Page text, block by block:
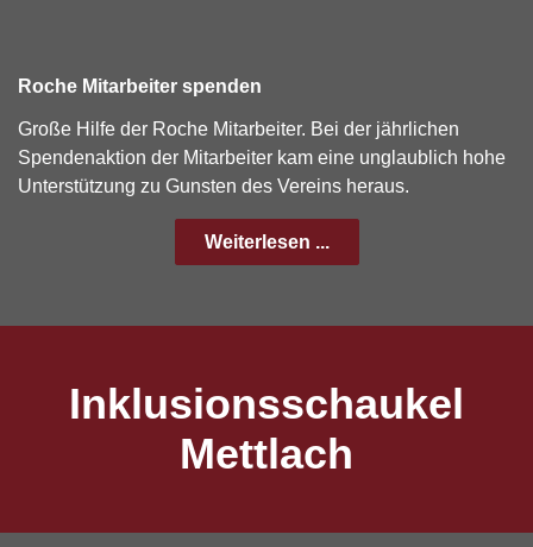
Roche Mitarbeiter spenden
Große Hilfe der Roche Mitarbeiter. Bei der jährlichen
Spendenaktion der Mitarbeiter kam eine unglaublich hohe
Unterstützung zu Gunsten des Vereins heraus.
Weiterlesen ...
Inklusionsschaukel
Mettlach